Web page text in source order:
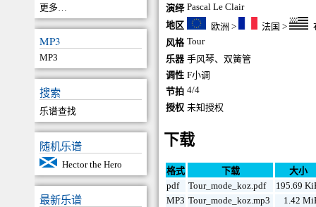
更多…
MP3
MP3
搜索
乐谱查找
随机乐谱
Hector the Hero
最新乐谱
演绎 Pascal Le Clair
地区
欧洲 > 法国 >
风格 Tour
乐器 手风琴、双簧管
调性 F小调
节拍 4/4
授权 未知授权
下载
格式 下载
大小
pdf
Tour_mode_koz.pdf
195.69
MP3 Tour_mode_koz.mp3
1.42